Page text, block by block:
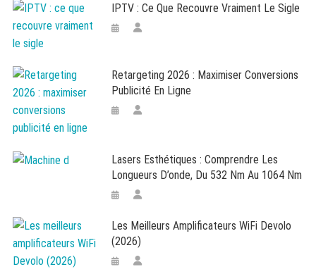
IPTV : Ce Que Recouvre Vraiment Le Sigle
Retargeting 2026 : Maximiser Conversions
Publicité En Ligne
Lasers Esthétiques : Comprendre Les
Longueurs D’onde, Du 532 Nm Au 1064 Nm
Les Meilleurs Amplificateurs WiFi Devolo
(2026)